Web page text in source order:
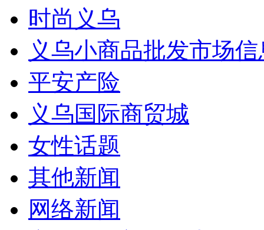
时尚义乌
义乌小商品批发市场
平安产险
义乌国际商贸城
女性话题
其他新闻
网络新闻